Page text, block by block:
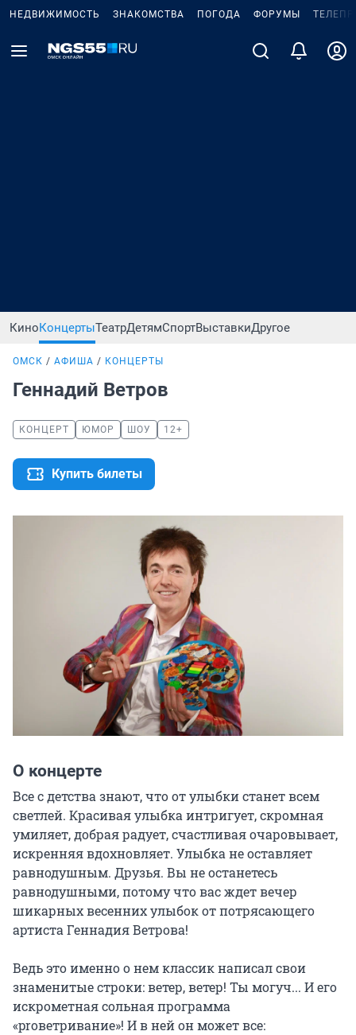
НЕДВИЖИМОСТЬ ЗНАКОМСТВА ПОГОДА ФОРУМЫ
КиноКонцертыТеатрДетямСпортВыставкиДругое
ОМСК АФИША КОНЦЕРТЫ
Геннадий Ветров
КОНЦЕРТ ЮМОР ШОУ 12+
Купить билеты
О концерте
Все с детства знают, что от улыбки станет всем
светлей. Красивая улыбка интригует, скромная
умиляет, добрая радует, счастливая очаровывает,
искренняя вдохновляет. Улыбка не оставляет
равнодушным. Друзья. Вы не останетесь
равнодушными, потому что вас ждет вечер
шикарных весенних улыбок от потрясающего
артиста Геннадия Ветрова!
Ведь это именно о нем классик написал свои
знаменитые строки: ветер, ветер! Ты могуч... И его
искрометная сольная программа
«proветривание»! И в ней он может все: